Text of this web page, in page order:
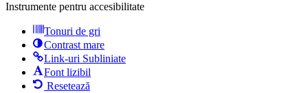
Instrumente pentru accesibilitate
Tonuri de gri
Contrast mare
Link-uri Subliniate
Font lizibil
Resetează